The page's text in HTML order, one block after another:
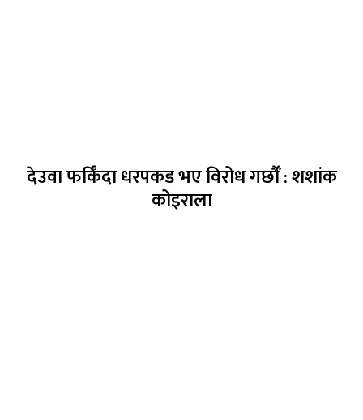
देउवा फर्किँदा धरपकड भए विरोध गर्छौँं : शशांक
कोइराला